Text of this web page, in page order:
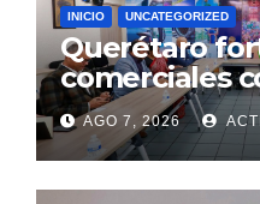
INICIO UNCATEGORIZED
Querétaro
comerciales
AGO 7, 2026